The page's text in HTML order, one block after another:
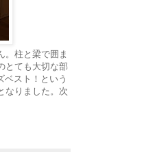
。柱と梁で囲ま
とても大切な部
ベスト！という
なりました。次